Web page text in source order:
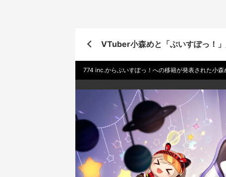
VTuber小森めと「ぶいすぽっ！
774 inc.からぶいすぽっ！への移籍が発表された小